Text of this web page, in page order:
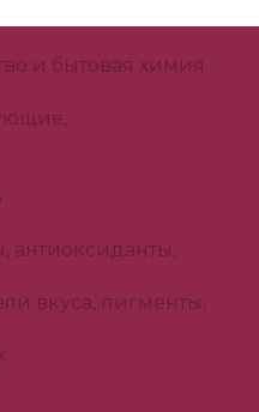
и бытовая химия
антиоксиданты,
вкуса, пигменты,